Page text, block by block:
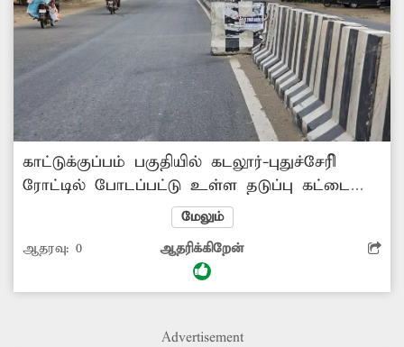
காட்டுக்குப்பம் பகுதியில் கடலூர்-புதுச்சேரிி
ரோட்டில் போடப்பட்டு உள்ள தடுப்பு கட்டை
விபத்து ஏற்படும் வகையில் இருந்து வருகிறது.
அதனை சரிசெய்ய வேண்டும்.
மேலும்
ஆதரவு: 0 ஆதரிக்கிறேன்
Advertisement